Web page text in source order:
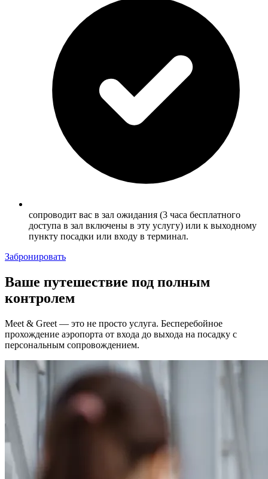
сопроводит вас в зал ожидания (3 часа бесплатного
доступа в зал включены в эту услугу) или к выходному
пункту посадки или входу в терминал.
Забронировать
Ваше путешествие под полным
контролем
Meet & Greet — это не просто услуга. Бесперебойное
прохождение аэропорта от входа до выхода на посадку с
персональным сопровождением.